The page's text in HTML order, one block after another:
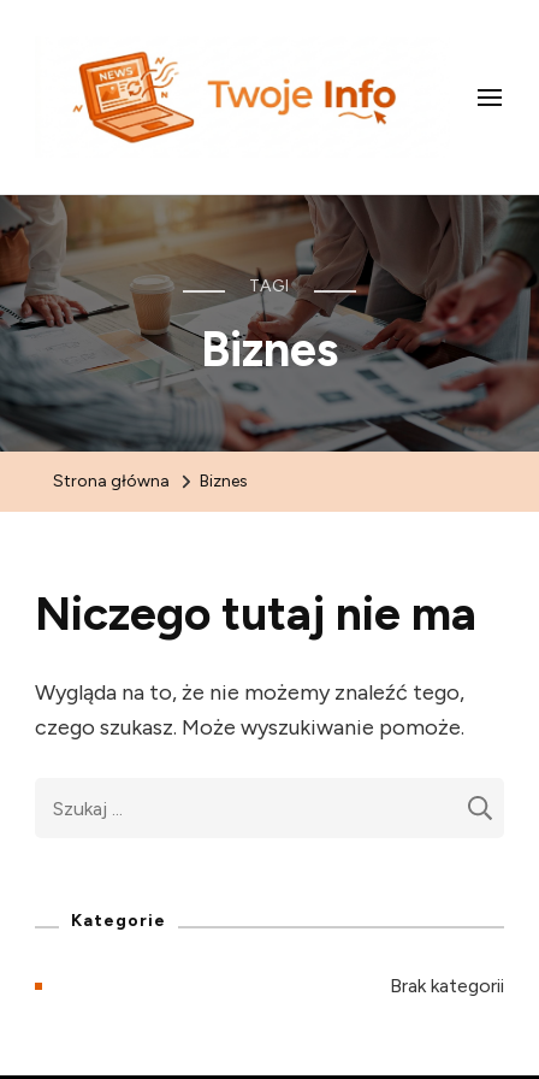
uXclash.com
TAGI
Biznes
Strona główna Biznes
Niczego tutaj nie ma
Wygląda na to, że nie możemy znaleźć tego,
czego szukasz. Może wyszukiwanie pomoże.
Kategorie
Brak kategorii